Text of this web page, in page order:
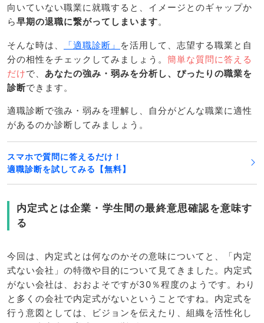
向いていない職業に就職すると、イメージとのギャップか
ら早期の退職に繋がってしまいます。
そんな時は、 「適職診断」
を活用して、志望する職業と自
分の相性をチェックしてみましょう。 簡単な質問に答える
だけで、 あなたの強み・弱みを分析し、ぴったりの職業を
診断できます。
適職診断で強み・弱みを理解し、自分がどんな職業に適性
があるのか診断してみましょう。
スマホで質問に答えるだけ！
適職診断を試してみる【無料】
内定式とは企業・学生間の最終意思確認を意味す
る
今回は、内定式とは何なのかその意味についてと、「内定
式ない会社」の特徴や目的について見てきました。内定式
がない会社は、おおよそですが30％程度のようです。わり
と多くの会社で内定式がないということですね。内定式を
行う意図としては、ビジョンを伝えたり、組織を活性化し